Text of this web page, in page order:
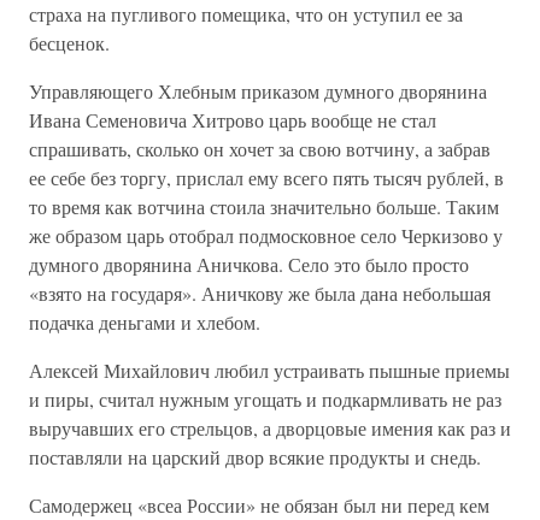
страха на пугливого помещика, что он уступил ее за
бесценок.
Управляющего Хлебным приказом думного дворянина
Ивана Семеновича Хитрово царь вообще не стал
спрашивать, сколько он хочет за свою вотчину, а забрав
ее себе без торгу, прислал ему всего пять тысяч рублей, в
то время как вотчина стоила значительно больше. Таким
же образом царь отобрал подмосковное село Черкизово у
думного дворянина Аничкова. Село это было просто
«взято на государя». Аничкову же была дана небольшая
подачка деньгами и хлебом.
Алексей Михайлович любил устраивать пышные приемы
и пиры, считал нужным угощать и подкармливать не раз
выручавших его стрельцов, а дворцовые имения как раз и
поставляли на царский двор всякие продукты и снедь.
Самодержец «всеа России» не обязан был ни перед кем